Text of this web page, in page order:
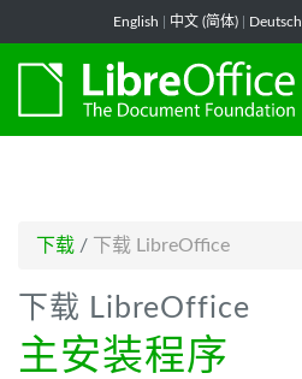
English 中文 (简体) Deutsch
下载 / 下载 LibreOffice
下载 LibreOffice
主安装程序